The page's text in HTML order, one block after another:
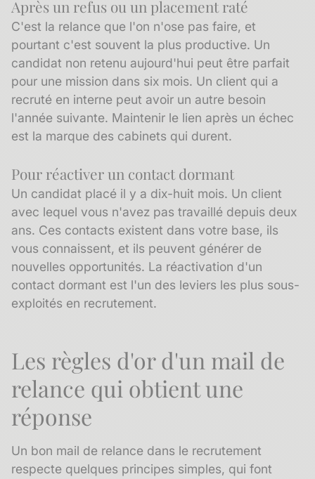
Après un refus ou un placement raté
C'est la relance que l'on n'ose pas faire, et
pourtant c'est souvent la plus productive. Un
candidat non retenu aujourd'hui peut être parfait
pour une mission dans six mois. Un client qui a
recruté en interne peut avoir un autre besoin
l'année suivante. Maintenir le lien après un échec
est la marque des cabinets qui durent.
Pour réactiver un contact dormant
Un candidat placé il y a dix-huit mois. Un client
avec lequel vous n'avez pas travaillé depuis deux
ans. Ces contacts existent dans votre base, ils
vous connaissent, et ils peuvent générer de
nouvelles opportunités. La réactivation d'un
contact dormant est l'un des leviers les plus sous-
exploités en recrutement.
Les règles d'or d'un mail de
relance qui obtient une
réponse
Un bon mail de relance dans le recrutement
respecte quelques principes simples, qui font